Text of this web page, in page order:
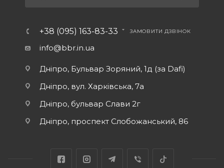
+38 (095) 163-83-33 ЗАМОВИТИ ДЗВІНОК
info@bbr.in.ua
Дніпро, Бульвар Зоряний, 1д (за Dafi)
Дніпро, вул. Харківська, 7а
Дніпро, бульвар Слави 2г
Дніпро, проспект Слобожанський, 86